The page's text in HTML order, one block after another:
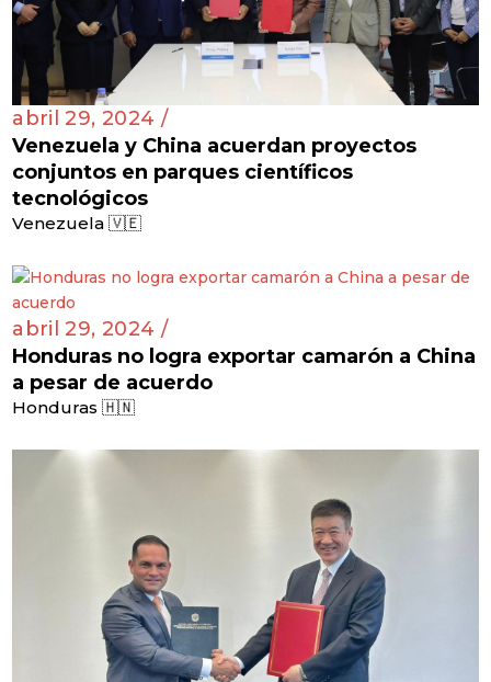
abril 29, 2024 /
Venezuela y China acuerdan proyectos
conjuntos en parques científicos
tecnológicos
Venezuela 🇻🇪
abril 29, 2024 /
Honduras no logra exportar camarón a China
a pesar de acuerdo
Honduras 🇭🇳